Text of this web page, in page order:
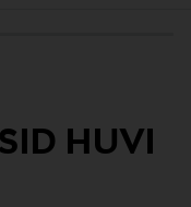
Finland HUVI